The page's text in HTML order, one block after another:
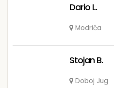
Dario L.
Modriča
Stojan B.
Doboj Jug